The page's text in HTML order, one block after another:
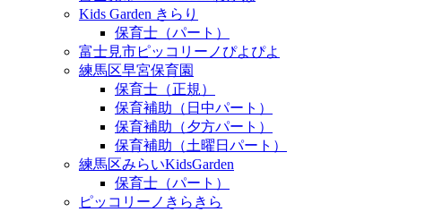
Kids Garden きらり
保育士（パート）
富士見市ピッコリーノぴよぴよ
練馬区早宮保育園
保育士（正規）
保育補助（日中パート）
保育補助（夕方パート）
保育補助（土曜日パート）
練馬区みらいKidsGarden
保育士（パート）
ピッコリーノきらきら